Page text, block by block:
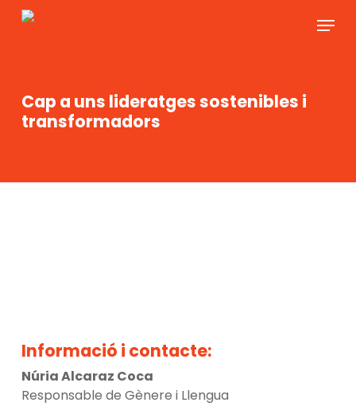
Skip
Menu
Cap a uns lideratges sostenibles i
transformadors
Informació i contacte:
Núria Alcaraz Coca
Responsable de Gènere i Llengua